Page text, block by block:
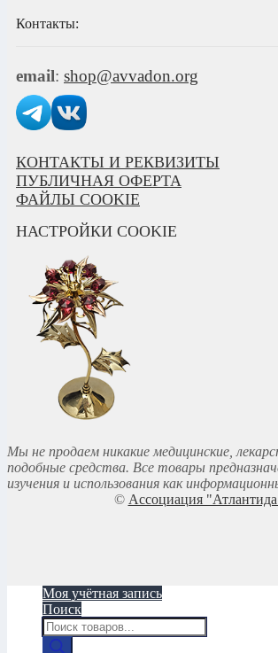
Контакты:
email: shop@avvadon.org
КОНТАКТЫ И РЕКВИЗИТЫ
ПУБЛИЧНАЯ ОФЕРТА
ФАЙЛЫ COOKIE
НАСТРОЙКИ COOKIE
Мы не продаем никакие медицинские,
подобные средства. Все товары
изучения и использования как
© Ассоциация
Моя учётная запись
Поиск
Поиск
товаров